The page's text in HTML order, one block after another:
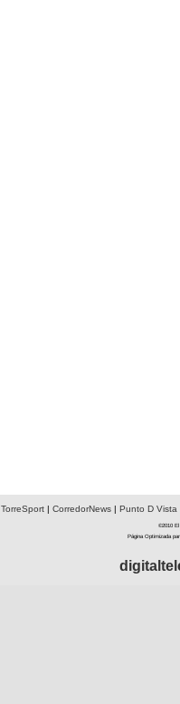
TorreSport| CorredorNews| Punto D Vista
©2010 El
Página Optimizada